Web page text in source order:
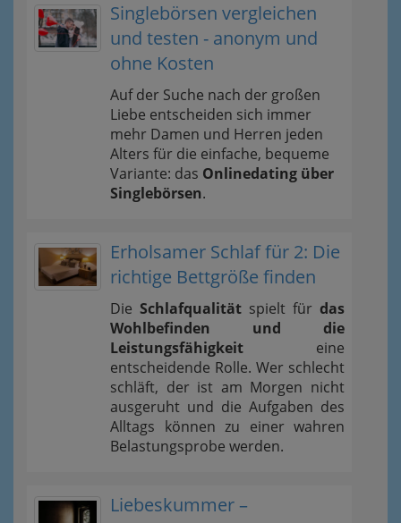
Singlebörsen vergleichen
und testen - anonym und
ohne Kosten
Auf der Suche nach der großen
Liebe entscheiden sich immer
mehr Damen und Herren jeden
Alters für die einfache, bequeme
Variante: das Onlinedating über
Singlebörsen.
Erholsamer Schlaf für 2: Die
richtige Bettgröße finden
Die Schlafqualität spielt für das
Wohlbefinden und die
Leistungsfähigkeit eine
entscheidende Rolle. Wer schlecht
schläft, der ist am Morgen nicht
ausgeruht und die Aufgaben des
Alltags können zu einer wahren
Belastungsprobe werden.
Liebeskummer –